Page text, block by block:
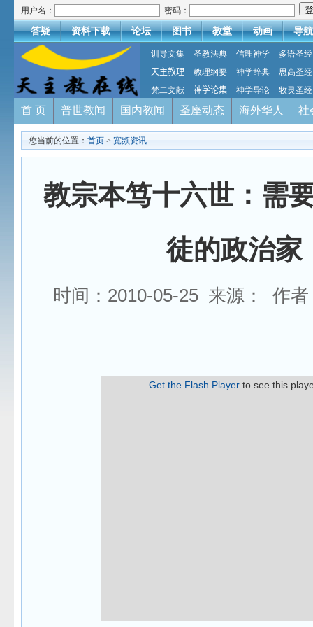
用户名： 密码：
答疑 资料下载 论坛 图书 教堂 动画 导航
训导文集 圣教法典 信理神学
多语圣经
天主教理
教理纲要 神学辞典
思高圣经
梵二文献
神学论集 神学导论 牧灵圣经
首 页 普世教闻 国内教闻 圣座动态 海外华人 社
您当前的位置： 首页 > 宽频资讯
教宗本笃十六世：需
徒的政治家
时间：2010-05-25 来源： 作者
Get the Flash Playerto see this